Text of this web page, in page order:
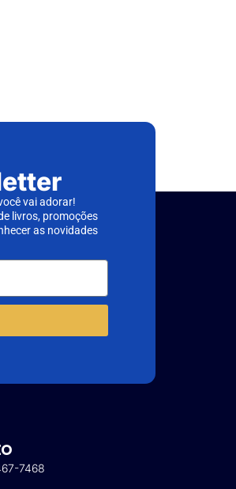
vai adorar!
livros, promoções
as novidades
7468